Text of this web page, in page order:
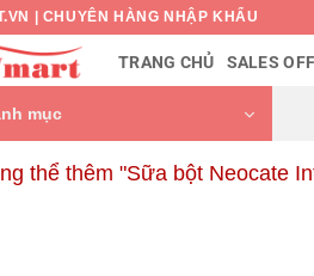
| CHUYÊN HÀNG NHẬP KHẨU
TRANG CHỦ SALES OFF
mục
thể thêm "Sữa bột Neocate